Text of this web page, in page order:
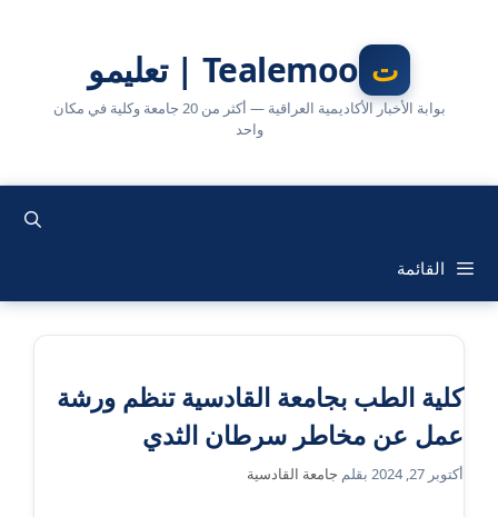
Tealemoo | تعليمو
بوابة الأخبار الأكاديمية العراقية — أكثر من 20 جامعة وكلية في مكان
واحد
القائمة
كلية الطب بجامعة القادسية تنظم ورشة
عمل عن مخاطر سرطان الثدي
أكتوبر 27, 2024 بقلم جامعة القادسية